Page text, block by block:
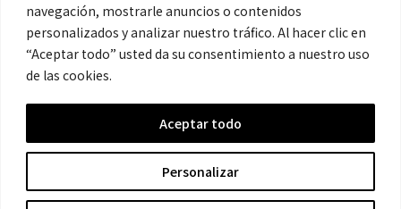
navegación, mostrarle anuncios o contenidos
personalizados y analizar nuestro tráfico. Al hacer clic en
“Aceptar todo” usted da su consentimiento a nuestro uso
de las cookies.
Personalizar
Aceptar todo
Contacto
© 2026 Historia de la Crónica negra. All rights reserved.